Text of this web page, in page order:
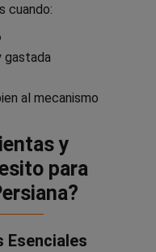
cuando:
gastada
al mecanismo
y
para
Esenciales